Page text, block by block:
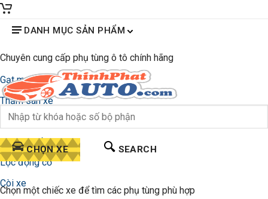
DANH MỤC SẢN PHẨM
Gạt mưa ô tô
Thảm sàn xe
Bóng đèn
Lọc gió điều hòa
Lọc động cơ
Còi xe
Chuyên cung cấp phụ tùng ô tô chính hãng
CHỌN XE SEARCH
Chọn một chiếc xe để tìm các phụ tùng phù hợp